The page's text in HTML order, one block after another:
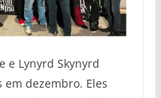
e Lynyrd Skynyrd
dezembro. Eles